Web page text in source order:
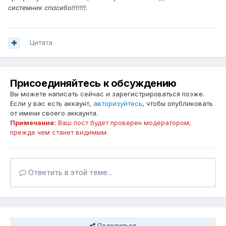
системник спасибо!!!!!!!.
Цитата
Присоединяйтесь к обсуждению
Вы можете написать сейчас и зарегистрироваться позже.
Если у вас есть аккаунт, авторизуйтесь, чтобы опубликовать
от имени своего аккаунта.
Примечание: Ваш пост будет проверен модератором,
прежде чем станет видимым.
Ответить в этой теме...